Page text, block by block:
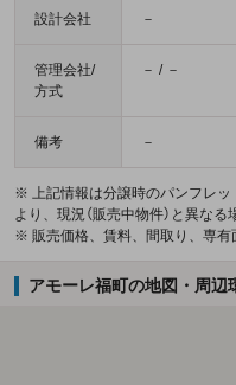
設計会社 －
管理会社/
方式
－ / －
備考 －
※ 上記情報は分譲時のパンフレッ
より、現況（販売中物件）と異なる
※ 販売価格、賃料、間取り、専有
アモーレ福町の地図・周辺